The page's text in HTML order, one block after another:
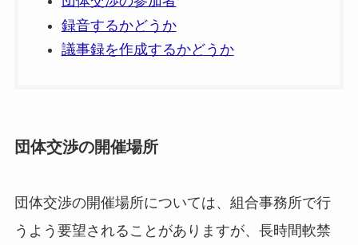
録音するかどうか
議事録を作成するかどうか
団体交渉の開催場所
団体交渉の開催場所については、組合事務所で行
うよう要望されることがありますが、長時間軟禁